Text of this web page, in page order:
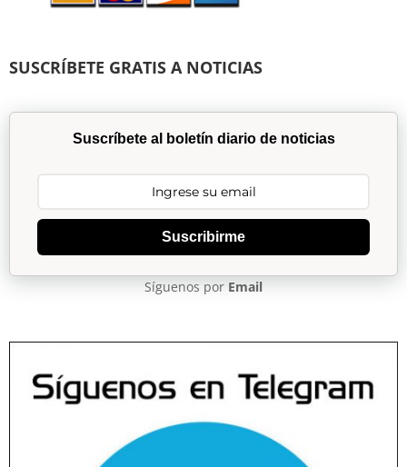
SUSCRÍBETE GRATIS A NOTICIAS
Suscríbete al boletín diario de noticias
Suscribirme
Síguenos por Email